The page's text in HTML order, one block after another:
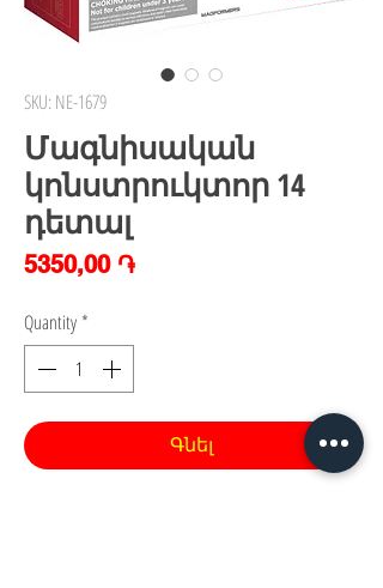
SKU: NE-1679
Մագնիսական
կոնստրուկտոր 14
դետալ
5350,00 ֏Price
Quantity *
Գնել